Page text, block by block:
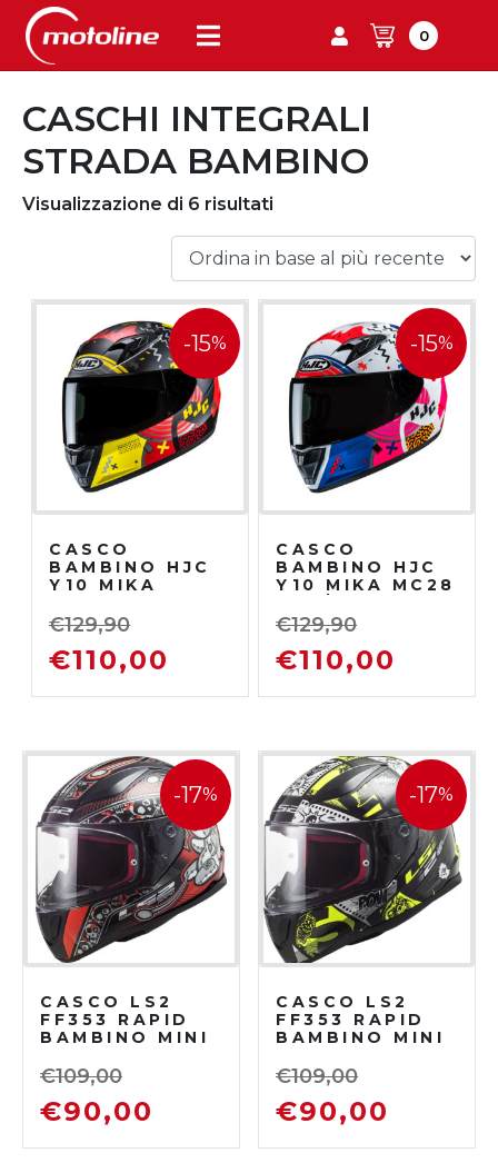
0
CASCHI INTEGRALI
STRADA BAMBINO
Visualizzazione di 6 risultati
-15%
CASCO
BAMBINO HJC
Y10 MIKA
NERO/GIALLO
€129,90
€110,00
-15%
CASCO
BAMBINO HJC
Y10 MIKA MC28
€129,90
€110,00
-17%
CASCO LS2
FF353 RAPID
BAMBINO MINI
NERO/ROSSO
€109,00
€90,00
-17%
CASCO LS2
FF353 RAPID
BAMBINO MINI
NERO/GIALLO
FLUO
€109,00
€90,00